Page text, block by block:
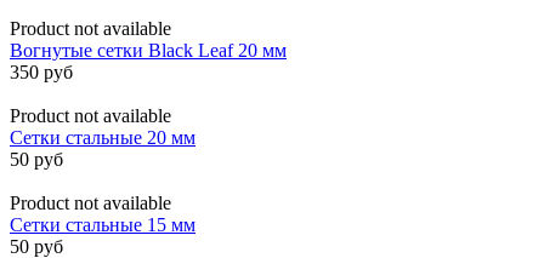
Product not available
Вогнутые сетки Black Leaf 20 мм
350 руб
Product not available
Сетки стальные 20 мм
50 руб
Product not available
Сетки стальные 15 мм
50 руб